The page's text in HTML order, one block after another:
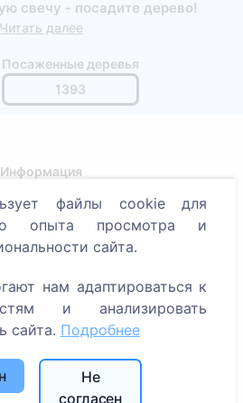
свечу - посадите дерево!
Читать далее
Посаженные деревья
1393
Информация
О CEMETY
задаваемые вопросы
и пользователей
конфиденциальности
cookie
файлы cookie для
опыта просмотра и
сайта.
нам адаптироваться к
и анализировать
сайта. Подробнее
Не
согласен